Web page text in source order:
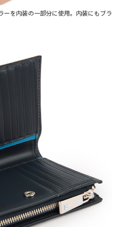
ーを内装の一部分に使用。内装にもブラ